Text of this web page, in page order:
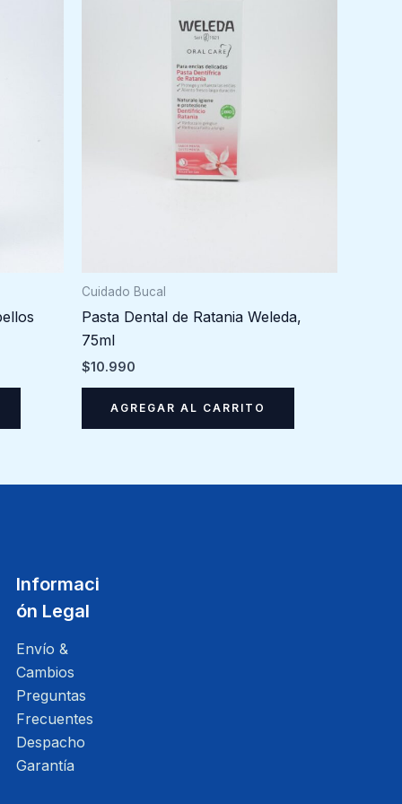
Cuidado Bucal
Pasta Dental de Ratania Weleda,
75ml
$10.990
AGREGAR AL CARRITO
Informaci
ón Legal
Envío &
Cambios
Preguntas
Frecuentes
Despacho
Garantía